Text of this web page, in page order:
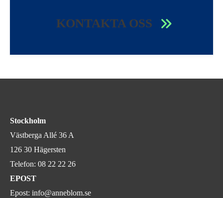
KONTAKTA OSS
Stockholm
Västberga Allé 36 A
126 30 Hägersten
Telefon: 08 22 22 26
EPOST
Epost: info@anneblom.se